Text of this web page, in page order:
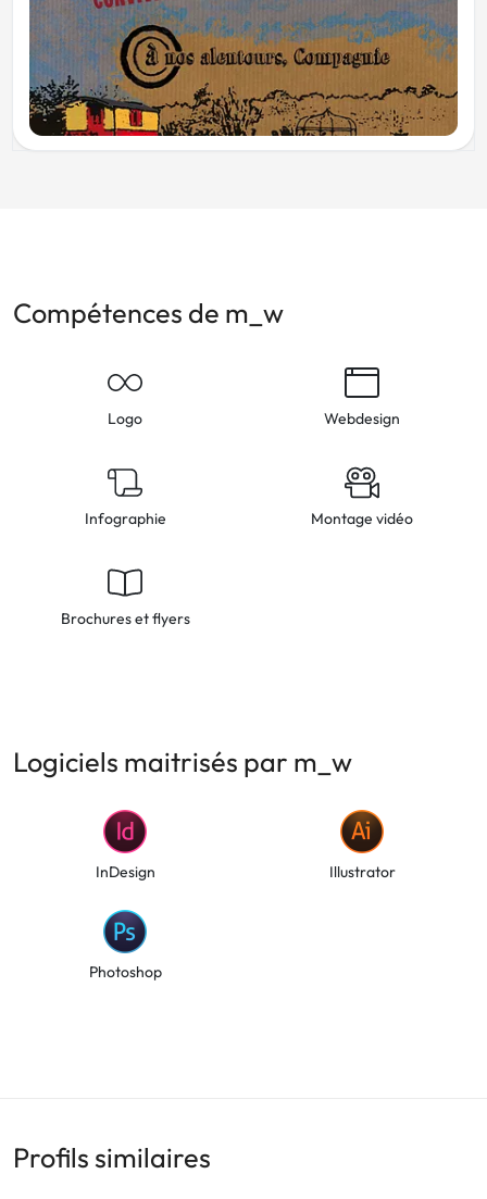
Compétences de m_w
Logo Webdesign
Infographie Montage vidéo
Brochures et flyers
Logiciels maitrisés par m_w
InDesign Illustrator
Photoshop
Profils similaires